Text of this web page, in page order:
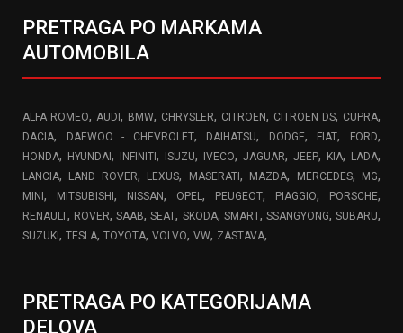
PRETRAGA PO MARKAMA
AUTOMOBILA
ALFA ROMEO, AUDI , BMW, CHRYSLER, CITROEN, CITROEN DS, CUPRA,
DACIA, DAEWOO - CHEVROLET, DAIHATSU, DODGE, FIAT, FORD,
HONDA, HYUNDAI , INFINITI , ISUZU, IVECO, JAGUAR, JEEP, KIA, LADA,
LANCIA, LAND ROVER, LEXUS, MASERATI , MAZDA, MERCEDES, MG,
MINI , MITSUBISHI , NISSAN, OPEL, PEUGEOT, PIAGGIO, PORSCHE,
RENAULT, ROVER,SAAB,SEAT, SKODA, SMART, SSANGYONG,SUBARU,
SUZUKI , TESLA, TOYOTA, VOLVO, VW, ZASTAVA,
PRETRAGA PO KATEGORIJAMA
DELOVA